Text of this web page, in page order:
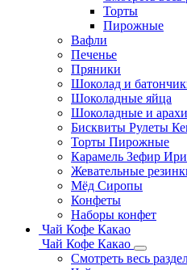
Торты
Пирожные
Вафли
Печенье
Пряники
Шоколад и
Шоколадные яйца
Шоколадные и
Бисквиты Рулеты
Торты Пирожные
Карамель Зефир
Жевательные
Мёд Сиропы
Конфеты
Наборы конфет
Чай Кофе Какао
Чай Кофе Какао
Смотреть весь